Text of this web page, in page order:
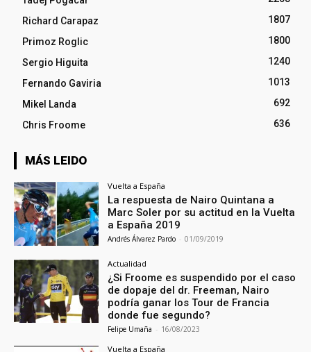
Richard Carapaz
1807
Primoz Roglic
1800
Sergio Higuita
1240
Fernando Gaviria
1013
Mikel Landa
692
Chris Froome
636
MÁS LEIDO
Vuelta a España
La respuesta de Nairo Quintana a
Marc Soler por su actitud en la Vuelta
a España 2019
Andrés Álvarez Pardo - 01/09/2019
Actualidad
¿Si Froome es suspendido por el caso
de dopaje del dr. Freeman, Nairo
podría ganar los Tour de Francia
donde fue segundo?
Felipe Umaña - 16/08/2023
Vuelta a España